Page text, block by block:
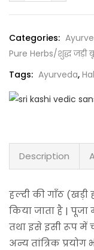
Categories:
Pure Herbs/शुद्ध जड़ी
Tags: Ayurveda,
Description
हल्दी की गाँठ (खड़ी
किया जाता है |
तथा इसे इसी रूप में
अन्य तांत्रिक